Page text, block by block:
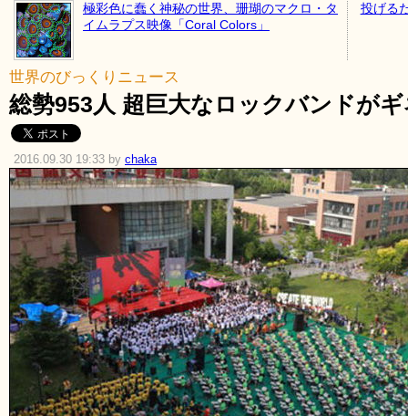
極彩色に蠢く神秘の世界、珊瑚のマクロ・タ
イムラプス映像「Coral Colors」
投げる
世界のびっくりニュース
総勢953人 超巨大なロックバンドが
2016.09.30 19:33 by chaka